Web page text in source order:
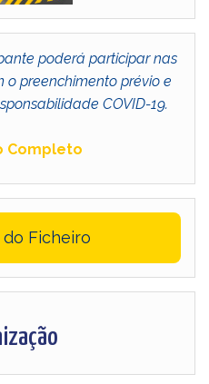
poderá participar nas
o preenchimento prévio e
COVID-19.
Completo
Ficheiro